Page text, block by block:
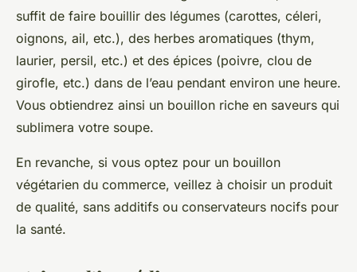
suffit de faire bouillir des légumes (carottes, céleri,
oignons, ail, etc.), des herbes aromatiques (thym,
laurier, persil, etc.) et des épices (poivre, clou de
girofle, etc.) dans de l’eau pendant environ une heure.
Vous obtiendrez ainsi un bouillon riche en saveurs qui
sublimera votre soupe.
En revanche, si vous optez pour un bouillon
végétarien du commerce, veillez à choisir un produit
de qualité, sans additifs ou conservateurs nocifs pour
la santé.